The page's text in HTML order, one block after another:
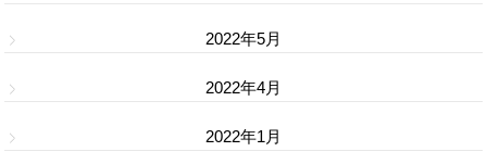
2022年5月
2022年4月
2022年1月